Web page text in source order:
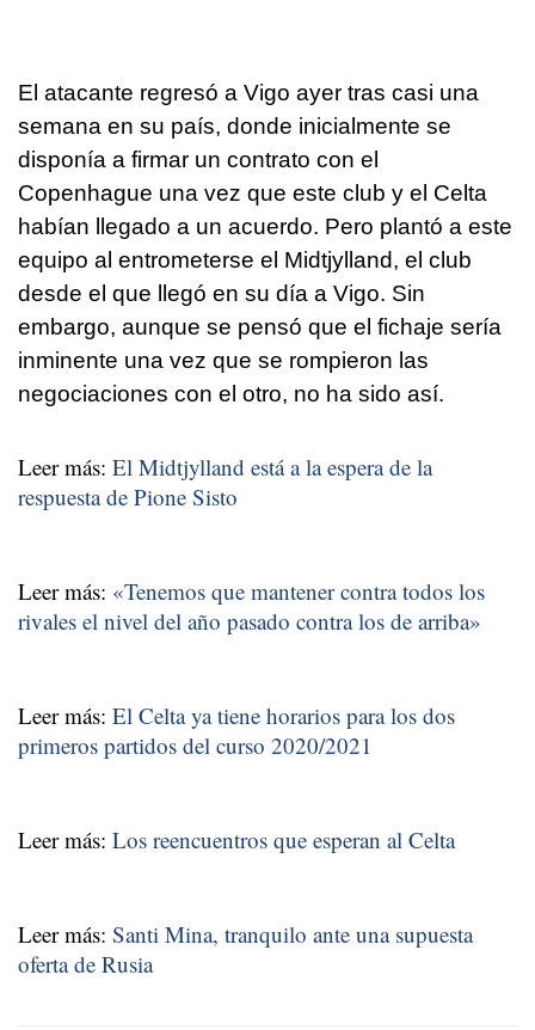
El atacante regresó a Vigo ayer tras casi una
semana en su país, donde inicialmente se
disponía a firmar un contrato con el
Copenhague una vez que este club y el Celta
habían llegado a un acuerdo. Pero plantó a este
equipo al entrometerse el Midtjylland, el club
desde el que llegó en su día a Vigo. Sin
embargo, aunque se pensó que el fichaje sería
inminente una vez que se rompieron las
negociaciones con el otro, no ha sido así.
Leer más: El Midtjylland está a la espera de la
respuesta de Pione Sisto
Leer más: «Tenemos que mantener contra todos los
rivales el nivel del año pasado contra los de arriba»
Leer más: El Celta ya tiene horarios para los dos
primeros partidos del curso 2020/2021
Leer más: Los reencuentros que esperan al Celta
Leer más: Santi Mina, tranquilo ante una supuesta
oferta de Rusia